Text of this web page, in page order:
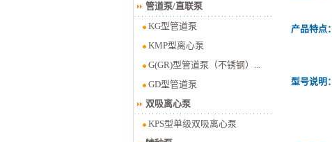
管道泵/直联泵
KG型管道泵
KMP型离心泵
G(GR)型管道泵（不锈钢）...
GD型管道泵
双吸离心泵
KPS型单级双吸离心泵
产品特点：
型号说明：